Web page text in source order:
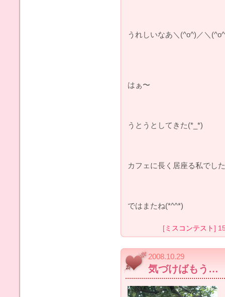
うれしいなあ＼(^o^)／＼
はぁ〜
うとうとしてきた(*_*)
カフェに長く居座る私でし
ではまたね(*^^*)
[ ミスコンテスト ]
2008.10.29
気づけばもう…